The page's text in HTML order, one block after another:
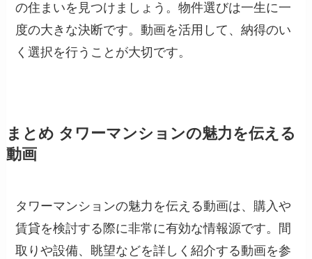
の住まいを見つけましょう。物件選びは一生に一
度の大きな決断です。動画を活用して、納得のい
く選択を行うことが大切です。
まとめ タワーマンションの魅力を伝える
動画
タワーマンションの魅力を伝える動画は、購入や
賃貸を検討する際に非常に有効な情報源です。間
取りや設備、眺望などを詳しく紹介する動画を参